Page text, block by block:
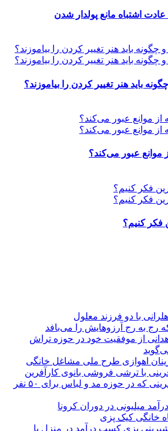
باید هنر تغییر کردن را بیاموزند؟
موانع عبور می‌کند؟
فکر کنیم؟
با دو فرزند معلول
رج به رج آرزوهایش را می‌بافد
از موفقیت خود در حوزه تراش
اهوازی طرح ملی مشاغل خانگی
با ترشی فروشی بانوی کارآفرین
روایت بانوی کارآفرینی که در حوزه مد و لباس برای ۵۰ نفر
میلیونی در دوران کرونا
خانگی کیک پزی
پزی کسب درآمد در منزل با